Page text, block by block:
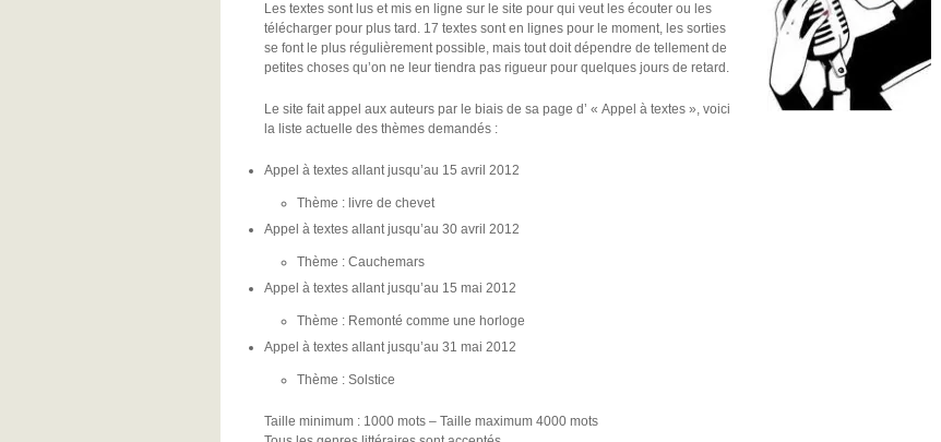
Les textes sont lus et mis en ligne sur le site pour qui veut les écouter ou les
télécharger pour plus tard. 17 textes sont en lignes pour le moment, les sorties
se font le plus régulièrement possible, mais tout doit dépendre de tellement de
petites choses qu’on ne leur tiendra pas rigueur pour quelques jours de retard.
Le site fait appel aux auteurs par le biais de sa page d’ « Appel à textes », voici
la liste actuelle des thèmes demandés :
Appel à textes allant jusqu’au 15 avril 2012
Thème : livre de chevet
Appel à textes allant jusqu’au 30 avril 2012
Thème : Cauchemars
Appel à textes allant jusqu’au 15 mai 2012
Thème : Remonté comme une horloge
Appel à textes allant jusqu’au 31 mai 2012
Thème : Solstice
Taille minimum : 1000 mots – Taille maximum 4000 mots